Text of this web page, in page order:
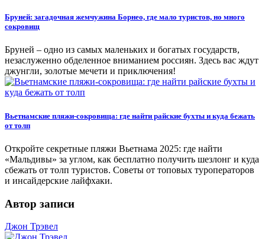
Бруней: загадочная жемчужина Борнео, где мало туристов, но много
сокровищ
Бруней – одно из самых маленьких и богатых государств,
незаслуженно обделенное вниманием россиян. Здесь вас ждут
джунгли, золотые мечети и приключения!
Вьетнамские пляжи-сокровища: где найти райские бухты и куда бежать
от толп
Откройте секретные пляжи Вьетнама 2025: где найти
«Мальдивы» за углом, как бесплатно получить шезлонг и куда
сбежать от толп туристов. Советы от топовых туроператоров
и инсайдерские лайфхаки.
Автор записи
Джон Трэвел